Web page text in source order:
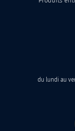
du lundi au